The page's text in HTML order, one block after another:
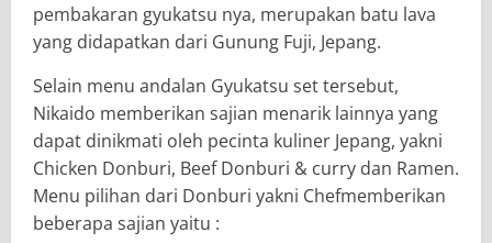
pembakaran gyukatsu nya, merupakan batu lava
yang didapatkan dari Gunung Fuji, Jepang.
Selain menu andalan Gyukatsu set tersebut,
Nikaido memberikan sajian menarik lainnya yang
dapat dinikmati oleh pecinta kuliner Jepang, yakni
Chicken Donburi, Beef Donburi & curry dan Ramen.
Menu pilihan dari Donburi yakni Chefmemberikan
beberapa sajian yaitu :